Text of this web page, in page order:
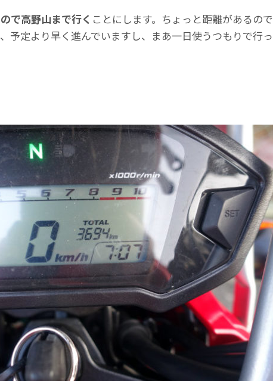
で高野山まで行く ことにします。ちょっと距離があるので
予定より早く進んでいますし、まあ一日使うつもりで行っ